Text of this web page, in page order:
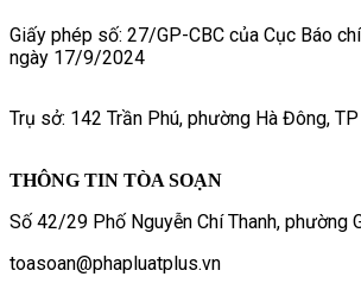
Giấy phép số: 27/GP-CBC của Cục Báo
ngày 17/9/2024
Trụ sở: 142 Trần Phú, phường Hà Đông,
THÔNG TIN TÒA SOẠN
Số 42/29 Phố Nguyễn Chí Thanh, phường
toasoan@phapluatplus.vn